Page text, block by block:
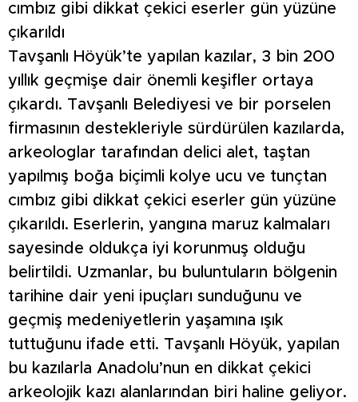
cımbız gibi dikkat çekici eserler gün yüzüne
çıkarıldı
Tavşanlı Höyük’te yapılan kazılar, 3 bin 200
yıllık geçmişe dair önemli keşifler ortaya
çıkardı. Tavşanlı Belediyesi ve bir porselen
firmasının destekleriyle sürdürülen kazılarda,
arkeologlar tarafından delici alet, taştan
yapılmış boğa biçimli kolye ucu ve tunçtan
cımbız gibi dikkat çekici eserler gün yüzüne
çıkarıldı. Eserlerin, yangına maruz kalmaları
sayesinde oldukça iyi korunmuş olduğu
belirtildi. Uzmanlar, bu buluntuların bölgenin
tarihine dair yeni ipuçları sunduğunu ve
geçmiş medeniyetlerin yaşamına ışık
tuttuğunu ifade etti. Tavşanlı Höyük, yapılan
bu kazılarla Anadolu’nun en dikkat çekici
arkeolojik kazı alanlarından biri haline geliyor.